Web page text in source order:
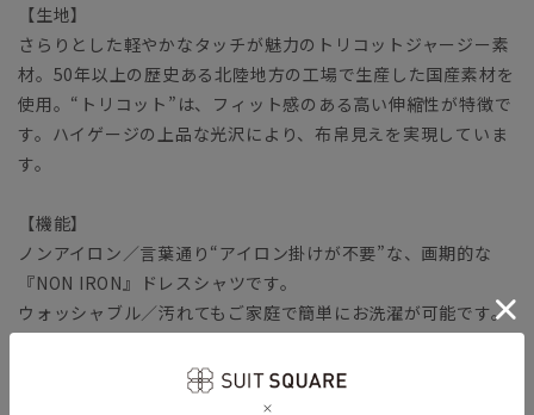
【生地】
さらりとした軽やかなタッチが魅力のトリコットジャージー素
材。50年以上の歴史ある北陸地方の工場で生産した国産素材を
使用。“トリコット”は、フィット感のある高い伸縮性が特徴で
す。ハイゲージの上品な光沢により、布帛見えを実現していま
す。
【機能】
ノンアイロン／言葉通り“アイロン掛けが不要”な、画期的な
『NON IRON』ドレスシャツです。
ウォッシャブル／汚れてもご家庭で簡単にお洗濯が可能です。
防シワ／着用中シワになりにくく、洗濯後に残りがちなシワも